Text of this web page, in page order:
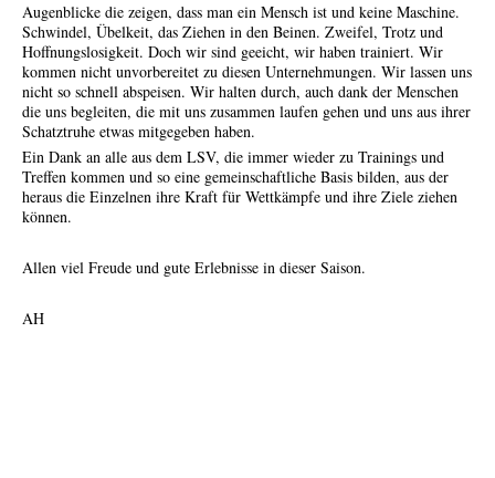
Augenblicke die zeigen, dass man ein Mensch ist und keine Maschine.
Schwindel, Übelkeit, das Ziehen in den Beinen. Zweifel, Trotz und
Hoffnungslosigkeit. Doch wir sind geeicht, wir haben trainiert. Wir
kommen nicht unvorbereitet zu diesen Unternehmungen. Wir lassen uns
nicht so schnell abspeisen. Wir halten durch, auch dank der Menschen
die uns begleiten, die mit uns zusammen laufen gehen und uns aus ihrer
Schatztruhe etwas mitgegeben haben.
Ein Dank an alle aus dem LSV, die immer wieder zu Trainings und
Treffen kommen und so eine gemeinschaftliche Basis bilden, aus der
heraus die Einzelnen ihre Kraft für Wettkämpfe und ihre Ziele ziehen
können.
Allen viel Freude und gute Erlebnisse in dieser Saison.
AH